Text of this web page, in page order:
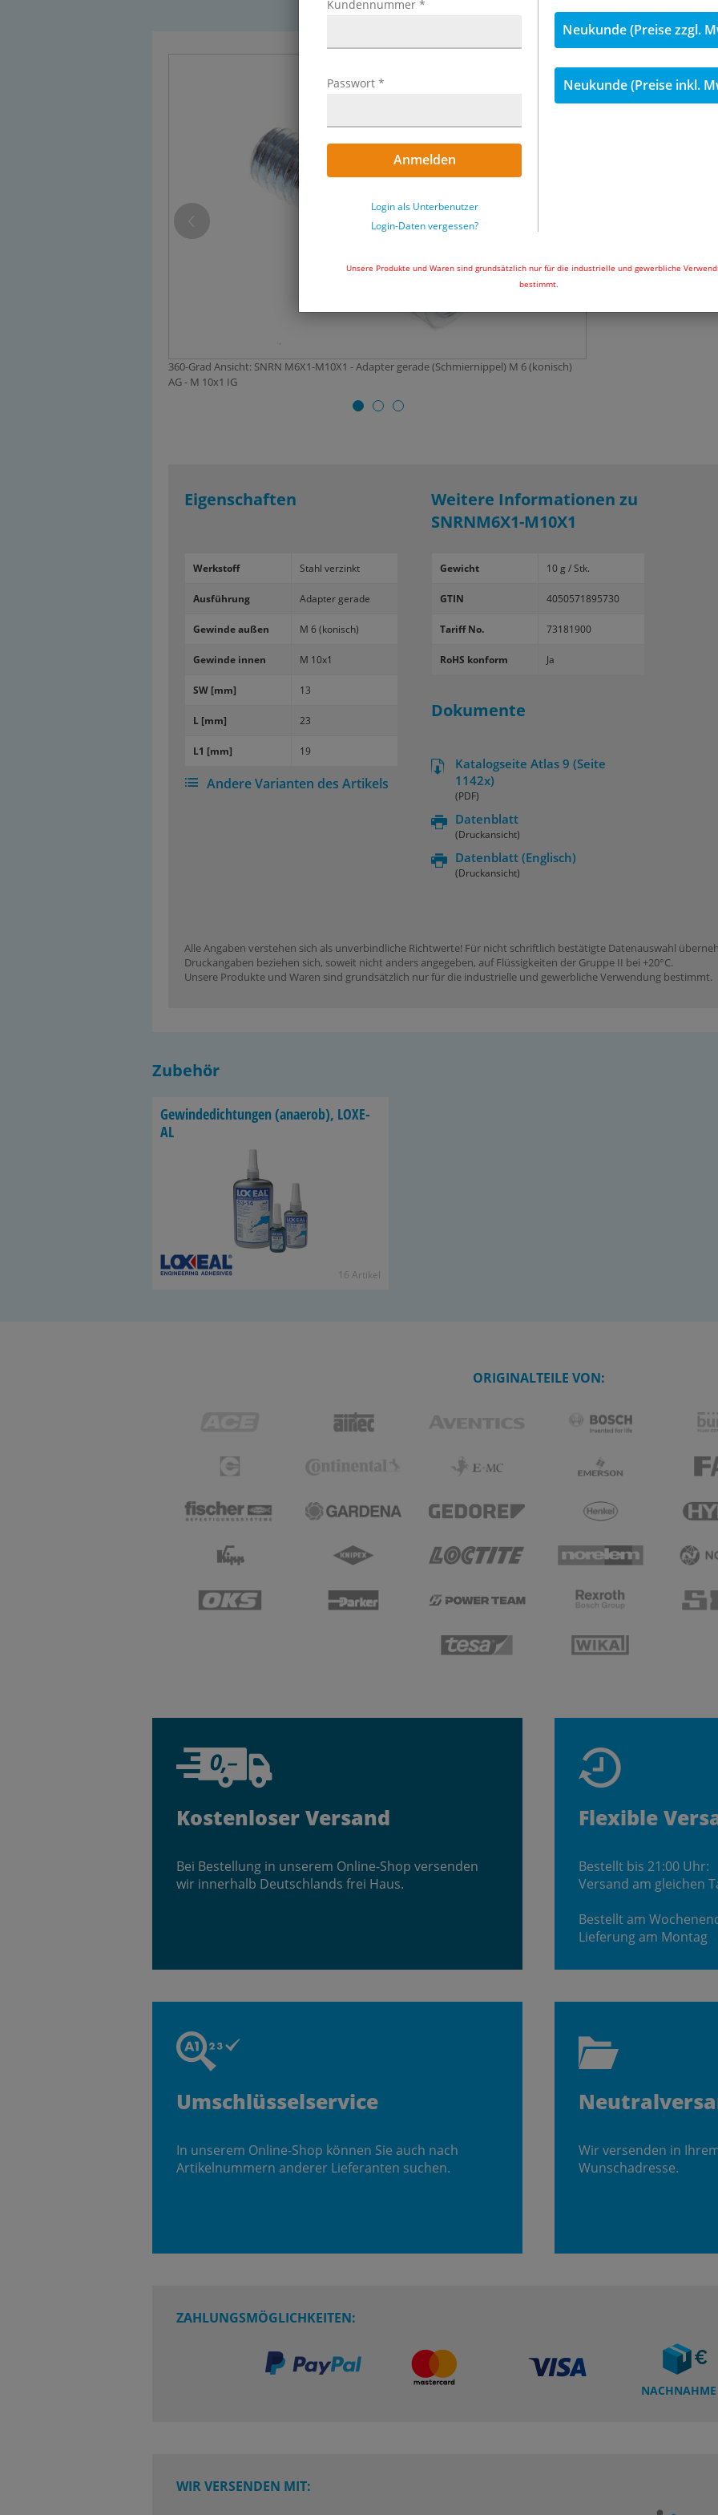
Kundennummer *
Passwort *
Anmelden
Login als Unterbenutzer
Login-Daten vergessen?
Neukunde (Preise zzgl.
Neukunde (Preise inkl.
Unsere Produkte und Waren sind grundsätzlich nur für die industrielle und gewerbliche
bestimmt.
inkl. MwSt.
360-Grad Ansicht: SNRN M6X1-M10X1 - Adapter gerade (Schmiernippel) M 6 (konisch)
AG - M 10x1 IG
7,89 €
Menge
Sofort ab
Uhr und wir
Eigenschaften
Werk­stoff Stahl ver­zinkt
Aus­füh­rung Ad­ap­ter ge­ra­de
Ge­win­de außen M 6 (ko­nisch)
Ge­win­de innen M 10x1
SW [mm] 13
L [mm] 23
L1 [mm] 19
Andere Varianten des Artikels
Weitere Informationen zu
SNRNM6X1-M10X1
Gewicht 10 g / Stk.
GTIN 4050571895730
Tariff No. 73181900
RoHS konform Ja
Dokumente
Katalogseite Atlas 9 (Seite
1142x)
(PDF)
Datenblatt
(Druckansicht)
Datenblatt (Englisch)
(Druckansicht)
Alle Angaben verstehen sich als unverbindliche Richtwerte! Für nicht schriftlich bestätigte Datenauswahl
Druckangaben beziehen sich, soweit nicht anders angegeben, auf Flüssigkeiten der Gruppe II bei +20°C.
Unsere Produkte und Waren sind grundsätzlich nur für die industrielle und gewerbliche Verwendung bestimmt.
Zubehör
Ge­win­de­dich­tun­gen (an­ae­rob), LO­XE­
AL
16 Ar­ti­kel
ORIGINALTEILE VON:
Kostenloser Versand
Bei Bestellung in unserem Online-Shop versenden
wir innerhalb Deutschlands frei Haus.
Flexible
Bestellt bis 21:00 Uhr:
Versand am gleichen
Bestellt am
Lieferung am Montag
Umschlüsselservice
In unserem Online-Shop können Sie auch nach
Artikelnummern anderer Lieferanten suchen.
Wir versenden in
Wunschadresse.
ZAHLUNGSMÖGLICHKEITEN:
NACHNAHME
WIR VERSENDEN MIT: